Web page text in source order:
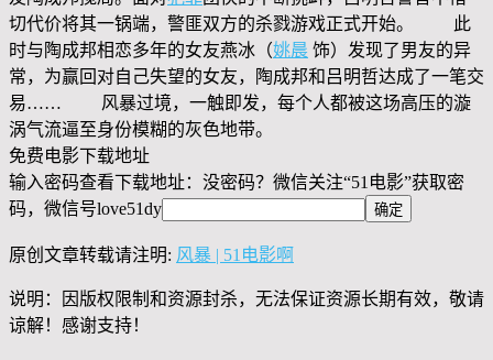
切代价将其一锅端，警匪双方的杀戮游戏正式开始。 此
时与陶成邦相恋多年的女友燕冰（姚晨 饰）发现了男友的异
常，为赢回对自己失望的女友，陶成邦和吕明哲达成了一笔交
易…… 风暴过境，一触即发，每个人都被这场高压的漩
涡气流逼至身份模糊的灰色地带。
免费电影下载地址
输入密码查看下载地址：没密码？微信关注“51电影”获取密
码，微信号love51dy
原创文章转载请注明: 风暴 | 51电影啊
说明：因版权限制和资源封杀，无法保证资源长期有效，敬请
谅解！感谢支持！